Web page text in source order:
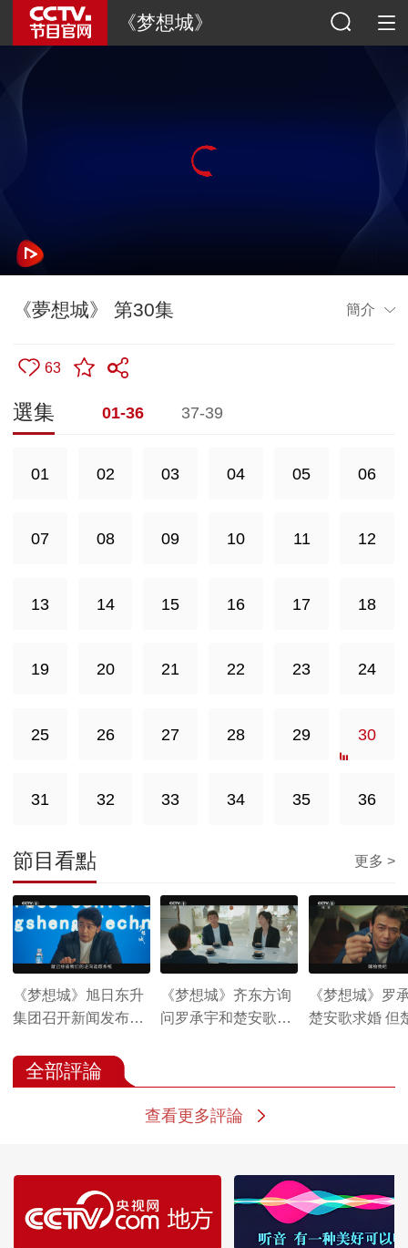
《梦想城》
《夢想城》 第30集 簡介
63
選集 01-36 37-39
01 02 03 04 05 06
07 08 09 10 11 12
13 14 15 16 17 18
19 20 21 22 23 24
25 26 27 28 29 30
31 32 33 34 35 36
節目看點 更多 >
《梦想城》旭日东升
集团召开新闻发布会
《梦想城》齐东方询
问罗承宇和楚安歌的
《梦想城》罗
楚安歌求婚 但
全部評論
查看更多評論